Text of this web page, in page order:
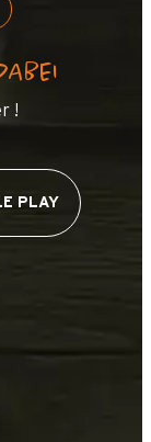
!
PLAY